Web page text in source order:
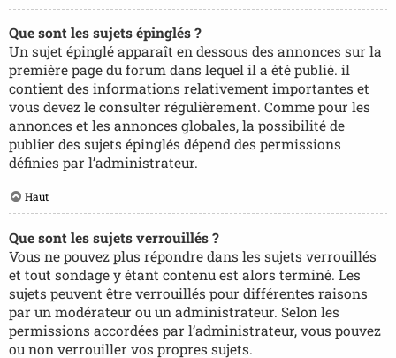
Que sont les sujets épinglés ?
Un sujet épinglé apparaît en dessous des annonces sur la
première page du forum dans lequel il a été publié. il
contient des informations relativement importantes et
vous devez le consulter régulièrement. Comme pour les
annonces et les annonces globales, la possibilité de
publier des sujets épinglés dépend des permissions
définies par l’administrateur.
Haut
Que sont les sujets verrouillés ?
Vous ne pouvez plus répondre dans les sujets verrouillés
et tout sondage y étant contenu est alors terminé. Les
sujets peuvent être verrouillés pour différentes raisons
par un modérateur ou un administrateur. Selon les
permissions accordées par l’administrateur, vous pouvez
ou non verrouiller vos propres sujets.